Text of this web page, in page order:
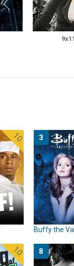
9x11
10 3
10 8